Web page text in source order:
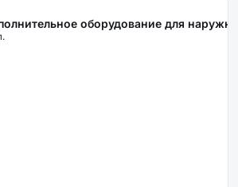
оборудование для